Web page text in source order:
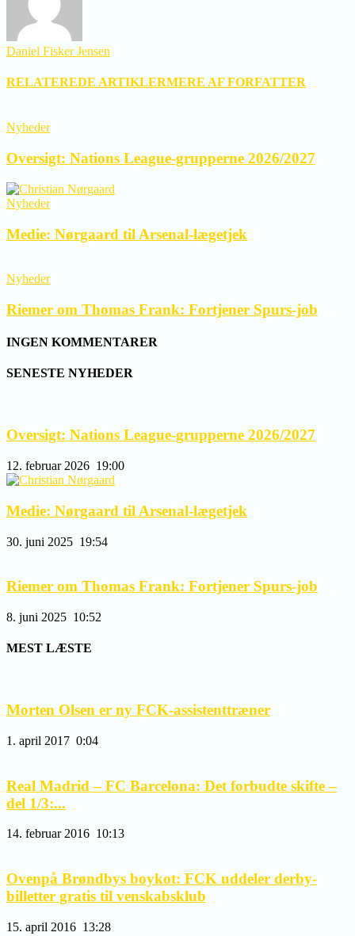
Daniel Fisker Jensen
RELATEREDE ARTIKLERMERE AF FORFATTER
Nyheder
Oversigt: Nations League-grupperne 2026/2027
Nyheder
Medie: Nørgaard til Arsenal-lægetjek
Nyheder
Riemer om Thomas Frank: Fortjener Spurs-job
INGEN KOMMENTARER
SENESTE NYHEDER
Oversigt: Nations League-grupperne 2026/2027
12. februar 2026 19:00
Medie: Nørgaard til Arsenal-lægetjek
30. juni 2025 19:54
Riemer om Thomas Frank: Fortjener Spurs-job
8. juni 2025 10:52
MEST LÆSTE
Morten Olsen er ny FCK-assistenttræner
1. april 2017 0:04
Real Madrid – FC Barcelona: Det forbudte skifte –
del 1/3:...
14. februar 2016 10:13
Ovenpå Brøndbys boykot: FCK uddeler derby-
billetter gratis til venskabsklub
15. april 2016 13:28